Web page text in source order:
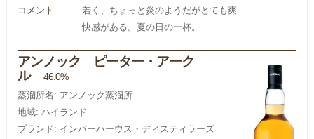
コメント
若く、ちょっと炎のようだがとても爽
快感がある。夏の日の一杯。
アンノック ピーター・アーク
ル
46.0%
蒸溜所名: アンノック蒸溜所
地域: ハイランド
ブランド: インバーハーウス・ディスティラーズ